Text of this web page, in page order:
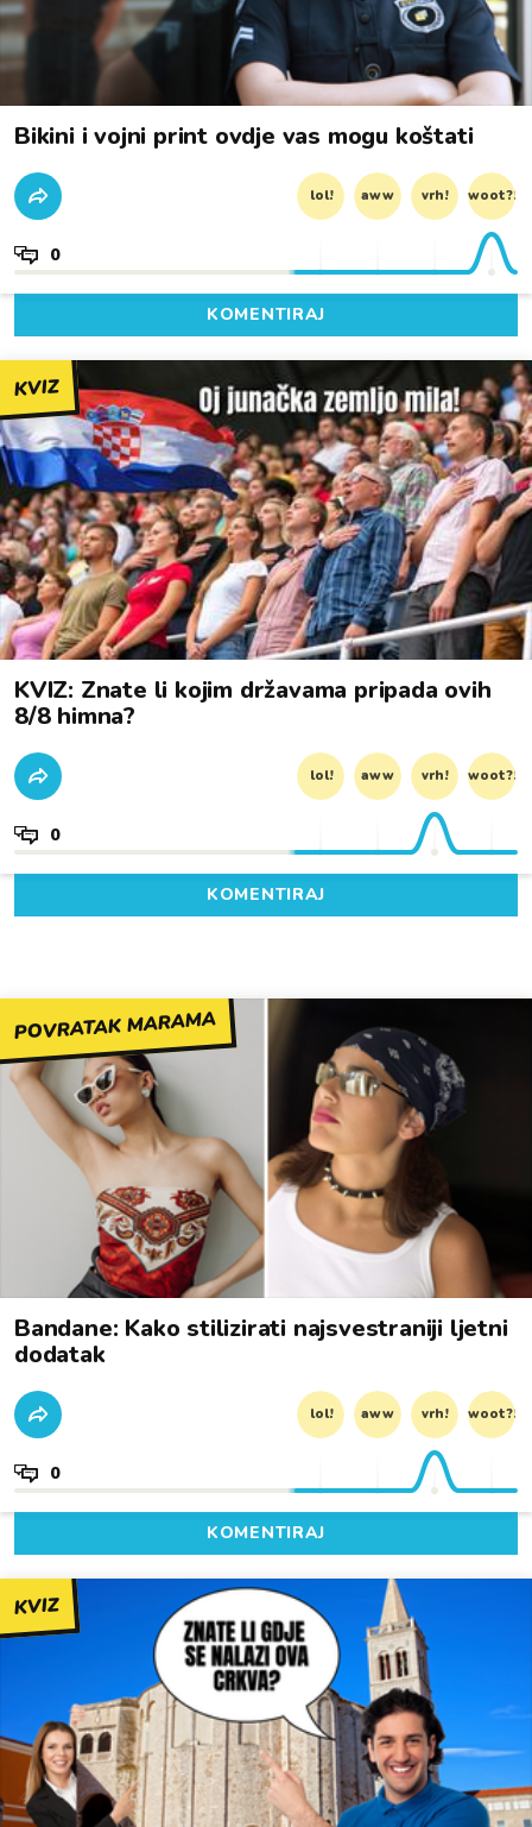
Bikini i vojni print ovdje vas mogu koštati
lol! aww vrh! woot?!
0
KOMENTIRAJ
KVIZ
KVIZ: Znate li kojim državama pripada ovih
8/8 himna?
lol! aww vrh! woot?!
0
KOMENTIRAJ
POVRATAK MARAMA
Bandane: Kako stilizirati najsvestraniji ljetni
dodatak
lol! aww vrh! woot?!
0
KOMENTIRAJ
KVIZ